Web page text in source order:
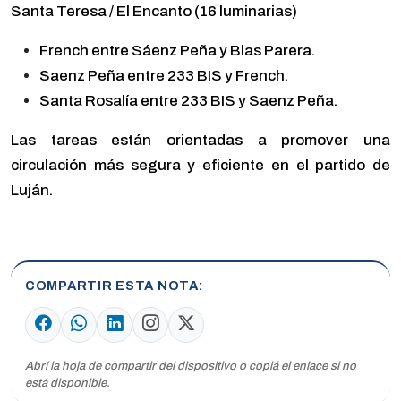
Santa Teresa / El Encanto (16 luminarias)
French entre Sáenz Peña y Blas Parera.
Saenz Peña entre 233 BIS y French.
Santa Rosalía entre 233 BIS y Saenz Peña.
Las tareas están orientadas a promover una
circulación más segura y eficiente en el partido de
Luján.
COMPARTIR ESTA NOTA
Abrí la hoja de compartir del dispositivo o copiá el enlace si no
está disponible.